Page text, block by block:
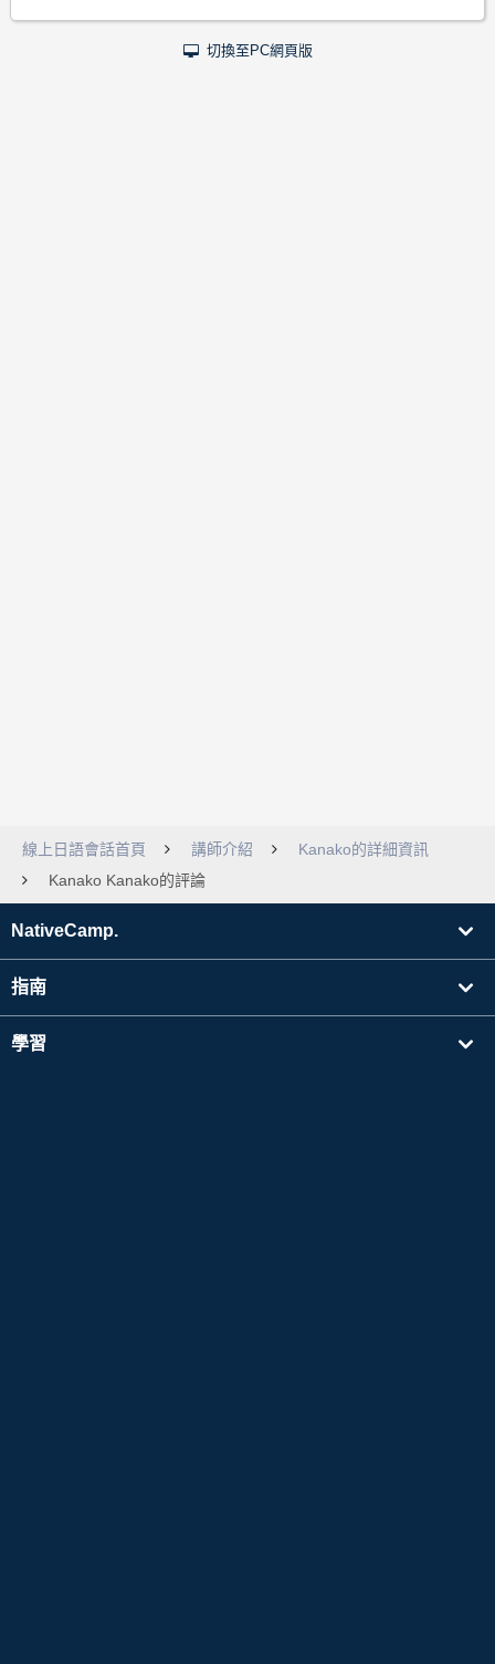
切換至PC網頁版
線上日語會話首頁 講師介紹
Kanako的詳細資訊
Kanako Kanako的評論
NativeCamp.
指南
學習